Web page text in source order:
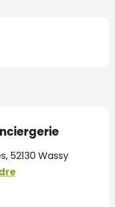
52130 Wassy